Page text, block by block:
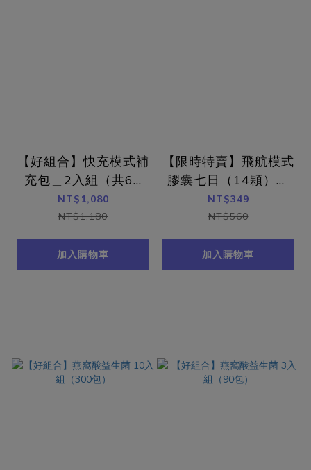
【好組合】快充模式補
充包＿2入組（共60
顆）
NT$1,080
NT$1,180
加入購物車
【限時特賣】飛航模式
膠囊七日（14顆）體
驗組
NT$349
NT$560
加入購物車